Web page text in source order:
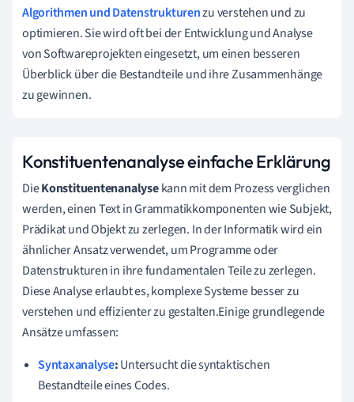
Algorithmen und Datenstrukturenzu verstehen und zu
optimieren. Sie wird oft bei der Entwicklung und Analyse
von Softwareprojekten eingesetzt, um einen besseren
Überblick über die Bestandteile und ihre Zusammenhänge
zu gewinnen.
Konstituentenanalyse einfache Erklärung
DieKonstituentenanalysekann mit dem Prozess verglichen
werden, einen Text in Grammatikkomponenten wie Subjekt,
Prädikat und Objekt zu zerlegen. In der Informatik wird ein
ähnlicher Ansatz verwendet, um Programme oder
Datenstrukturen in ihre fundamentalen Teile zu zerlegen.
Diese Analyse erlaubt es, komplexe Systeme besser zu
verstehen und effizienter zu gestalten.Einige grundlegende
Ansätze umfassen:
Syntaxanalyse:Untersucht die syntaktischen
Bestandteile eines Codes.